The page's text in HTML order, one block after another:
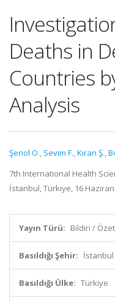
Deaths in
Countries
Analysis
Şenol O., Sevim F.,Kıran Ş.,
7th International Health
İstanbul, Türkiye, 16
Yayın Türü: Bildiri /
Basıldığı Şehir: İstanbul
Basıldığı Ülke: Türkiye